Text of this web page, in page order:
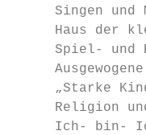
Singen und
Haus der
Spiel- und
„Starke
Religion
Ich- bin-